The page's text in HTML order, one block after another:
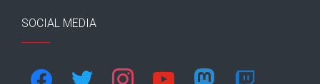
SOCIAL MEDIA
facebook twitter instagram youtube mastodon twitch